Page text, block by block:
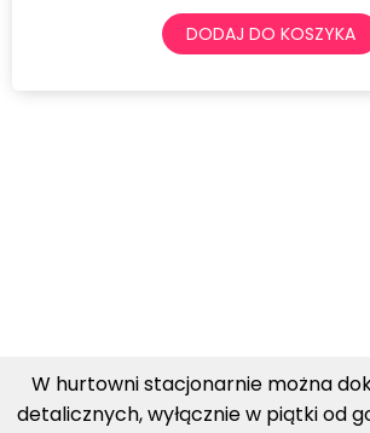
DODAJ DO KOSZYKA
W hurtowni stacjonarnie można
detalicznych, wyłącznie w piątki od